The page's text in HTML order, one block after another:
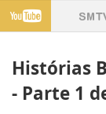
Histórias
- Parte 1